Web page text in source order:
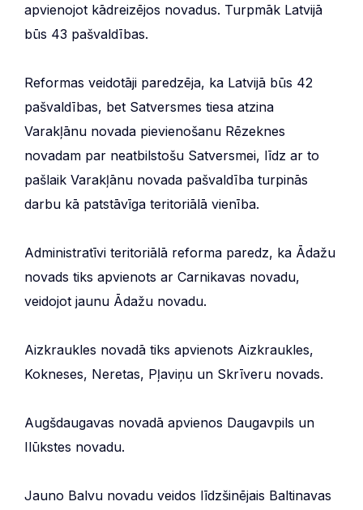
apvienojot kādreizējos novadus. Turpmāk Latvijā
būs 43 pašvaldības.
Reformas veidotāji paredzēja, ka Latvijā būs 42
pašvaldības, bet Satversmes tiesa atzina
Varakļānu novada pievienošanu Rēzeknes
novadam par neatbilstošu Satversmei, līdz ar to
pašlaik Varakļānu novada pašvaldība turpinās
darbu kā patstāvīga teritoriālā vienība.
Administratīvi teritoriālā reforma paredz, ka Ādažu
novads tiks apvienots ar Carnikavas novadu,
veidojot jaunu Ādažu novadu.
Aizkraukles novadā tiks apvienots Aizkraukles,
Kokneses, Neretas, Pļaviņu un Skrīveru novads.
Augšdaugavas novadā apvienos Daugavpils un
Ilūkstes novadu.
Jauno Balvu novadu veidos līdzšinējais Baltinavas